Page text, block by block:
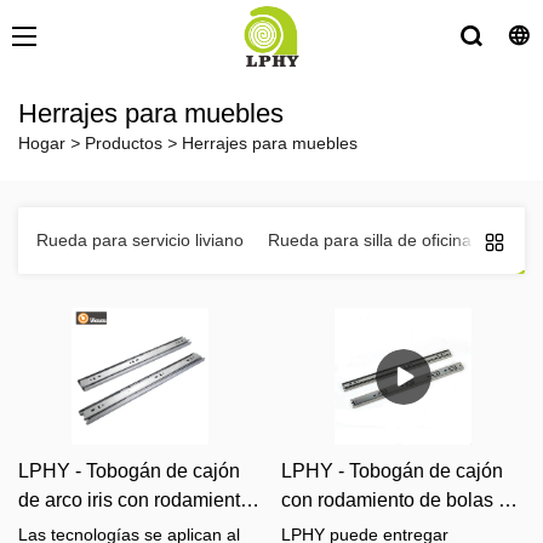
Herrajes para muebles
Hogar > Productos > Herrajes para muebles
Rueda para servicio liviano Rueda para silla de oficina
LPHY - Tobogán de cajón
de arco iris con rodamiento
de bolas de extensión de 3
Las tecnologías se aplican al
LPHY - Tobogán de cajón
con rodamiento de bolas 30
mm Tobogán de acero
LPHY puede entregar